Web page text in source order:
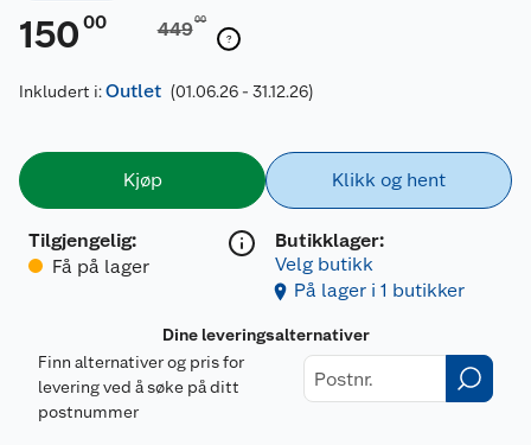
150 00 44900
Inkludert i:Outlet (01.06.26 - 31.12.26)
Kjøp
Tilgjengelig:
Få på lager
Klikk og hent
Butikklager:
Velg butikk
På lager i 1 butikker
Dine leveringsalternativer
Finn alternativer og pris for
levering ved å søke på ditt
postnummer